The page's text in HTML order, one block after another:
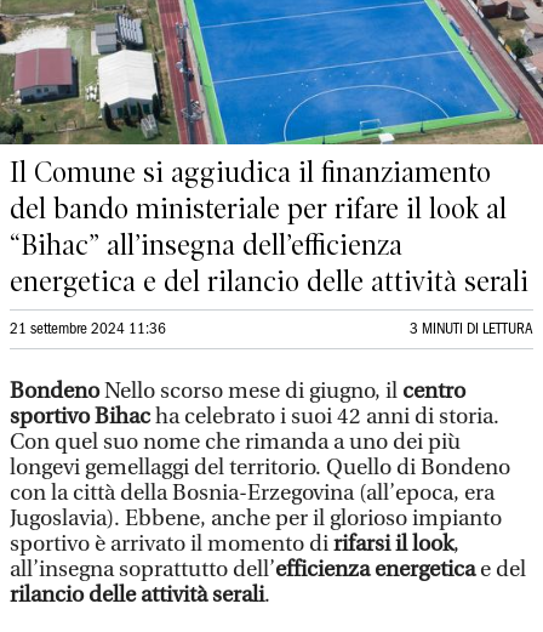
Il Comune si aggiudica il finanziamento
del bando ministeriale per rifare il look al
“Bihac” all’insegna dell’efficienza
energetica e del rilancio delle attività serali
21 settembre 2024 11:36 3 MINUTI DI LETTURA
BondenoNello scorso mese di giugno, il centro
sportivo Bihacha celebrato i suoi 42 anni di storia.
Con quel suo nome che rimanda a uno dei più
longevi gemellaggi del territorio. Quello di Bondeno
con la città della Bosnia-Erzegovina (all’epoca, era
Jugoslavia). Ebbene, anche per il glorioso impianto
sportivo è arrivato il momento dirifarsi il look,
all’insegna soprattutto dell’efficienza energeticae del
rilancio delle attività serali.